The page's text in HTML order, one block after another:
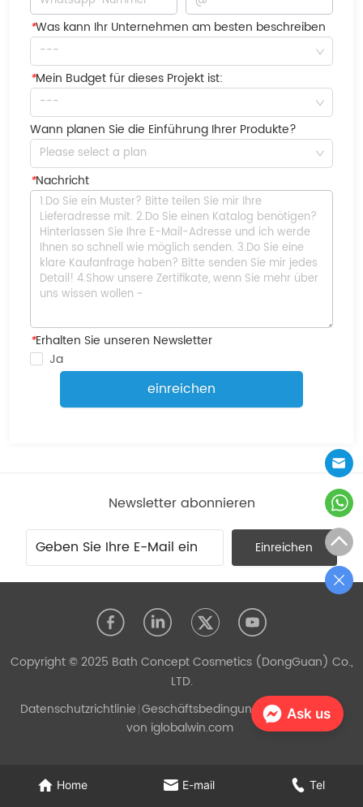
*Was kann Ihr Unternehmen am besten beschreiben
---
*Mein Budget für dieses Projekt ist:
---
Wann planen Sie die Einführung Ihrer Produkte?
Please select a plan
*Nachricht
*Erhalten Sie unseren Newsletter
Ja
einreichen
Home E-mail Tel
Newsletter abonnieren
Einreichen
Copyright © 2025 Bath Concept Cosmetics (DongGuan) Co.,
LTD.
Datenschutzrichtlinie Geschäftsbedingungen Unterstützt
von iglobalwin.com
Ask us